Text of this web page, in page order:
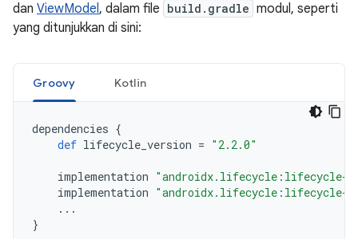
dan ViewModel, dalam file build.gradle modul, seperti
yang ditunjukkan di sini:
Groovy Kotlin
dependencies {
def lifecycle_version = "2.2.0"
implementation "androidx.lifecycle:lifecycle-
implementation "androidx.lifecycle:lifecycle-
...
}